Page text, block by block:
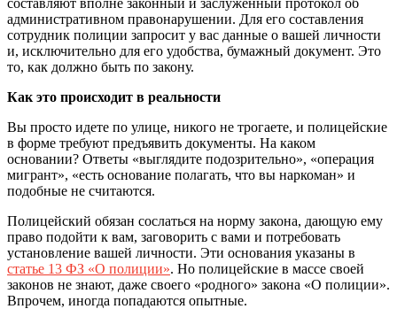
административном правонарушении. Для его составления
сотрудник полиции запросит у вас данные о вашей личности
и, исключительно для его удобства, бумажный документ. Это
то, как должно быть по закону.
Как это происходит в реальности
Вы просто идете по улице, никого не трогаете, и полицейские
в форме требуют предъявить документы. На каком
основании? Ответы «выглядите подозрительно», «операция
мигрант», «есть основание полагать, что вы наркоман» и
подобные не считаются.
Полицейский обязан сослаться на норму закона, дающую ему
право подойти к вам, заговорить с вами и потребовать
установление вашей личности. Эти основания указаны в
статье 13 ФЗ «О полиции». Но полицейские в массе своей
законов не знают, даже своего «родного» закона «О полиции».
Впрочем, иногда попадаются опытные.